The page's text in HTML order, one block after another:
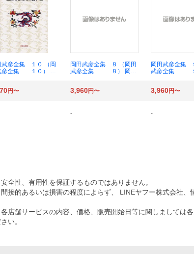
武彦全集 １０ （岡
彦全集 １０） 岡
岡田武彦全集 ８ （岡田
武彦全集 ８） 岡田
岡田武彦全集
武彦全集 ９
円〜 3,960円〜 3,960円〜
- -
全性、有用性を保証するものではありません。
接的あるいは損害の程度によらず、 LINEヤフー株式会社
舗サービスの内容、価格、販売開始日等に関しましては各
い。